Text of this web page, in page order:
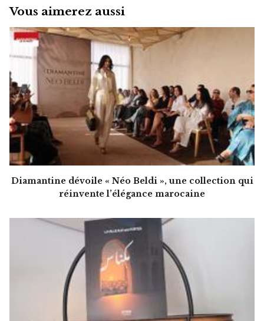
Vous aimerez aussi
Diamantine dévoile « Néo Beldi », une collection qui
réinvente l’élégance marocaine